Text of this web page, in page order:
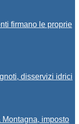
firmano le proprie
disservizi idrici
imposto